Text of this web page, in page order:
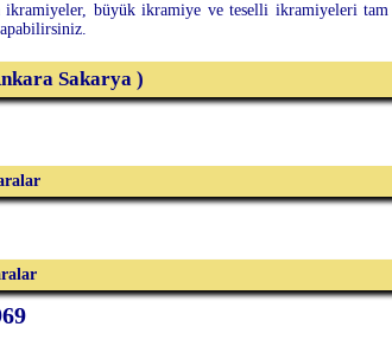
büyük ikramiye ve teselli ikramiyeleri tam
Sakarya )